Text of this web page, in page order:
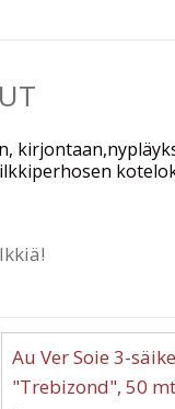
Au Ver Soie 3-
"Trebizond", 50